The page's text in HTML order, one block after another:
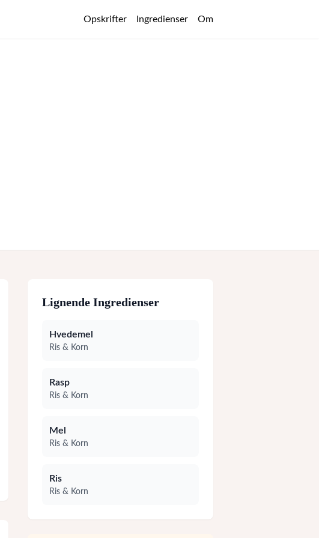
Opskrifter Ingredienser Om
Lignende Ingredienser
Hvedemel
Ris & Korn
Rasp
Ris & Korn
Mel
Ris & Korn
Ris
Ris & Korn